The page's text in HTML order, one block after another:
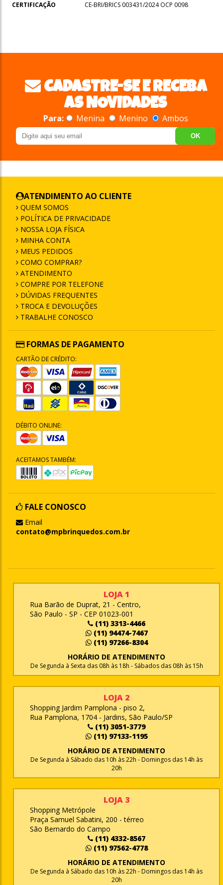
CERTIFICAÇÃO
CE-BRI/BRICS 003431/2024 OCP 0098
CADASTRE-SE E RECEBA
AS NOVIDADES
Para: Menina Menino Ambos
OK
ATENDIMENTO AO CLIENTE
QUEM SOMOS
POLÍTICA DE PRIVACIDADE
NOSSA LOJA FÍSICA
MINHA CONTA
MEUS PEDIDOS
COMO COMPRAR?
ATENDIMENTO
COMPRE POR TELEFONE
DÚVIDAS FREQUENTES
TROCA E DEVOLUÇÕES
TRABALHE CONOSCO
FORMAS DE PAGAMENTO
CARTÃO DE CRÉDITO:
DÉBITO ONLINE:
ACEITAMOS TAMBÉM:
FALE CONOSCO
Email
contato@mpbrinquedos.com.br
LOJA 1
Rua Barão de Duprat, 21 - Centro,
São Paulo - SP - CEP 01023-001
(11) 3313-4466
(11) 94474-7467
(11) 97266-8304
HORÁRIO DE ATENDIMENTO
De Segunda à Sexta das 08h às 18h - Sábados das 08h às 15h
LOJA 2
Shopping Jardim Pamplona - piso 2,
Rua Pamplona, 1704 - Jardins, São Paulo/SP
(11) 3051-3779
(11) 97133-1195
HORÁRIO DE ATENDIMENTO
De Segunda à Sábado das 10h às 22h - Domingos das 14h às
20h
LOJA 3
Shopping Metrópole
Praça Samuel Sabatini, 200 - térreo
São Bernardo do Campo
(11) 4332-8567
(11) 97562-4778
HORÁRIO DE ATENDIMENTO
De Segunda à Sábado das 10h às 22h - Domingos das 14h às
20h